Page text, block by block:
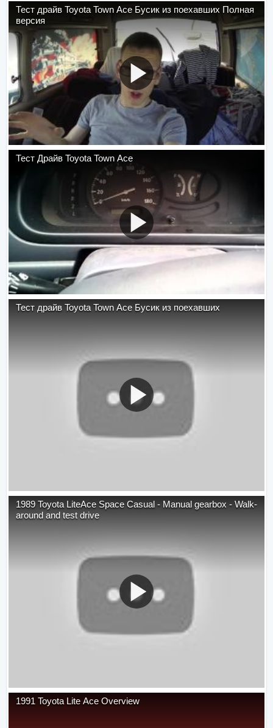
Тест драйв Toyota Town Ace Бусик из поехавших Полная
версия
Тест Драйв Toyota Town Ace
Тест драйв Toyota Town Ace Бусик из поехавших
1989 Toyota LiteAce Space Casual - Manual gearbox - Walk-
around and test drive
1991 Toyota Lite Ace Overview